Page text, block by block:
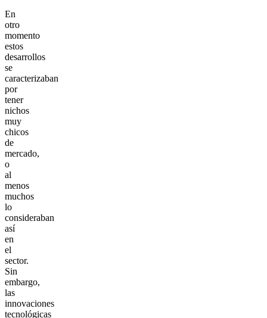
En
otro
momento
estos
desarrollos
se
caracterizaban
por
tener
nichos
muy
chicos
de
mercado,
o
al
menos
muchos
lo
consideraban
así
en
el
sector.
Sin
embargo,
las
innovaciones
tecnológicas